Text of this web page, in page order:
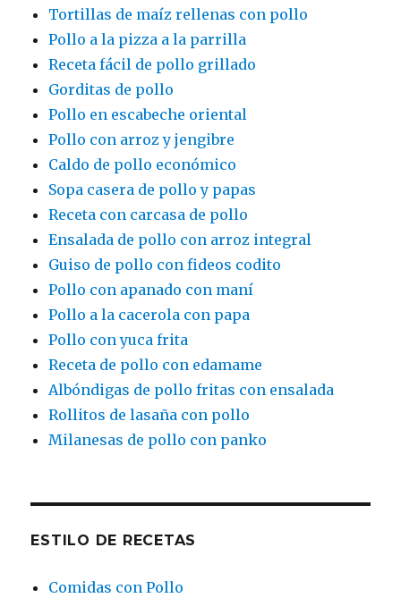
Tortillas de maíz rellenas con pollo
Pollo a la pizza a la parrilla
Receta fácil de pollo grillado
Gorditas de pollo
Pollo en escabeche oriental
Pollo con arroz y jengibre
Caldo de pollo económico
Sopa casera de pollo y papas
Receta con carcasa de pollo
Ensalada de pollo con arroz integral
Guiso de pollo con fideos codito
Pollo con apanado con maní
Pollo a la cacerola con papa
Pollo con yuca frita
Receta de pollo con edamame
Albóndigas de pollo fritas con ensalada
Rollitos de lasaña con pollo
Milanesas de pollo con panko
ESTILO DE RECETAS
Comidas con Pollo